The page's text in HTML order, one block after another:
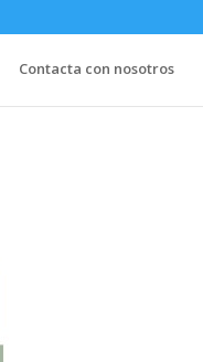
Contacta con nosotros